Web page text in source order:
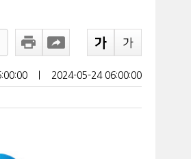
2024-05-24 06:00:00